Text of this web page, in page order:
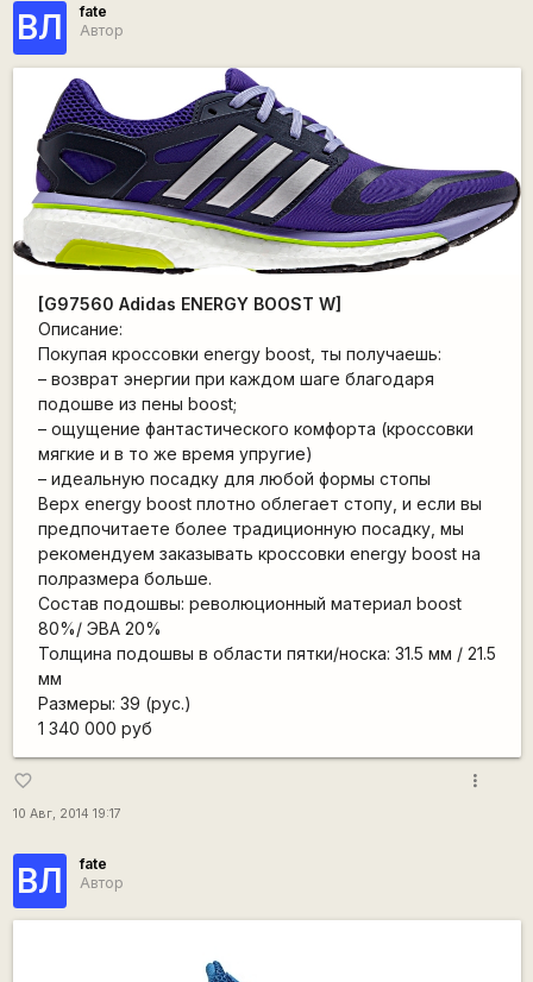
ВЛ
fate
Автор
[G97560 Adidas ENERGY BOOST W]
Описание:
Покупая кроссовки energy boost, ты получаешь:
– возврат энергии при каждом шаге благодаря
подошве из пены boost;
– ощущение фантастического комфорта (кроссовки
мягкие и в то же время упругие)
– идеальную посадку для любой формы стопы
Верх energy boost плотно облегает стопу, и если вы
предпочитаете более традиционную посадку, мы
рекомендуем заказывать кроссовки energy boost на
полразмера больше.
Состав подошвы: революционный материал boost
80%/ ЭВА 20%
Толщина подошвы в области пятки/носка: 31.5 мм / 21.5
мм
Размеры: 39 (рус.)
1 340 000 руб
favorite_border
10 Авг, 2014 19:17
more_vert
ВЛ
fate
Автор